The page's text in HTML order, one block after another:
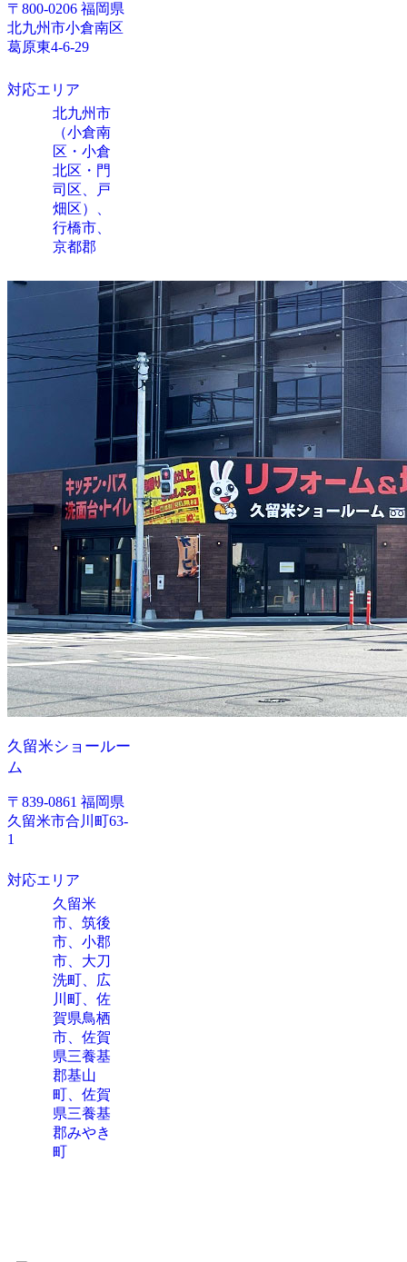
〒800-0206 福岡県
北九州市小倉南区
葛原東4-6-29
対応エリア
北九州市
（小倉南
区・小倉
北区・門
司区、戸
畑区）、
行橋市、
京都郡
久留米ショールー
ム
〒839-0861 福岡県
久留米市合川町63-
1
対応エリア
久留米
市、筑後
市、小郡
市、大刀
洗町、広
川町、佐
賀県鳥栖
市、佐賀
県三養基
郡基山
町、佐賀
県三養基
郡みやき
町